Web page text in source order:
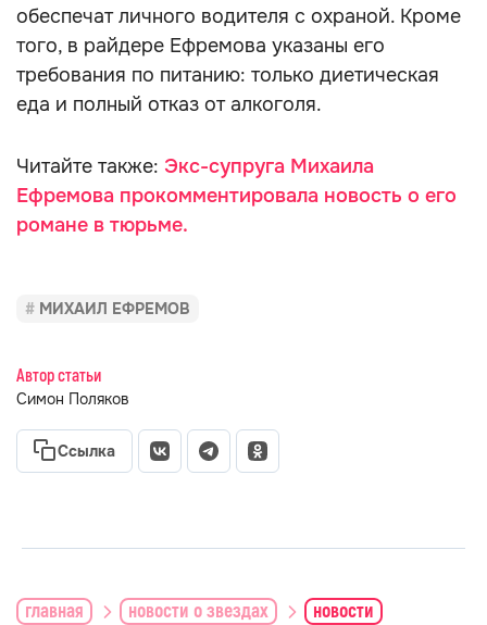
обеспечат личного водителя с охраной. Кроме
того, в райдере Ефремова указаны его
требования по питанию: только диетическая
еда и полный отказ от алкоголя.
Читайте также: Экс-супруга Михаила
Ефремова прокомментировала новость о его
романе в тюрьме.
МИХАИЛ ЕФРЕМОВ
Автор статьи
Симон Поляков
Ссылка
главная новости о звездах новости